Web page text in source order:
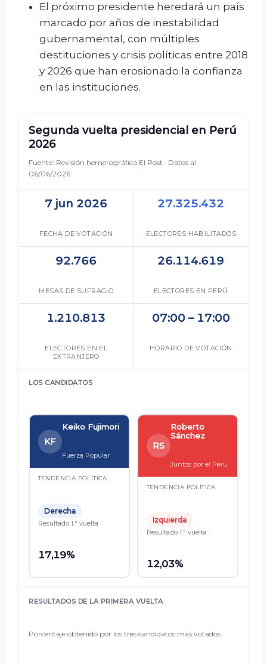
El próximo presidente heredará un país
marcado por años de inestabilidad
gubernamental, con múltiples
destituciones y crisis políticas entre 2018
y 2026 que han erosionado la confianza
en las instituciones.
Segunda vuelta presidencial en Perú
2026
Fuente: Revisión hemerográfica El Post · Datos al
06/06/2026
7 jun 2026
FECHA DE VOTACIÓN
27.325.432
ELECTORES HABILITADOS
92.766
MESAS DE SUFRAGIO
26.114.619
ELECTORES EN PERÚ
1.210.813
ELECTORES EN EL
EXTRANJERO
07:00 – 17:00
HORARIO DE VOTACIÓN
LOS CANDIDATOS
KF
Keiko Fujimori
Fuerza Popular
TENDENCIA POLÍTICA
Derecha
Resultado 1.ª vuelta
17,19%
RS
Roberto
Sánchez
Juntos por el Perú
TENDENCIA POLÍTICA
Izquierda
Resultado 1.ª vuelta
12,03%
RESULTADOS DE LA PRIMERA VUELTA
Porcentaje obtenido por los tres candidatos más votados